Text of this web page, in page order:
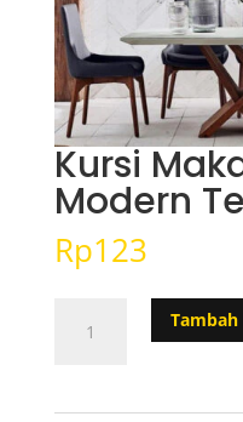
Kursi
Modern
Rp123
Kursi